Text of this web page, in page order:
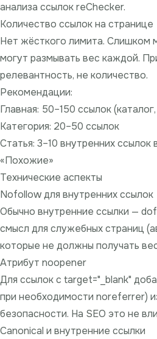
анализа ссылок reChecker.
Количество ссылок на странице
Нет жёсткого лимита. Слишком
могут размывать вес каждой.
релевантность, не количество.
Рекомендации:
Главная: 50–150 ссылок
Категория: 20–50 ссылок
Статья: 3–10 внутренних ссылок
«Похожие»
Технические аспекты
Nofollow для внутренних ссылок
Обычно внутренние ссылки —
смысл для служебных страниц
которые не должны получать
Атрибут noopener
Для ссылок с target="_blank"
при необходимости noreferrer)
безопасности. На SEO это не
Canonical и внутренние ссылки